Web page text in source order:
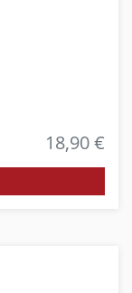
18,90 €